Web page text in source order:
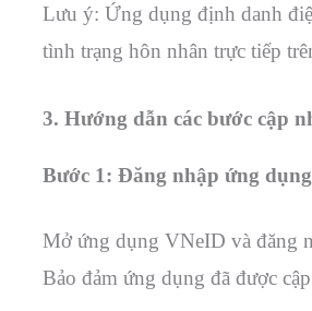
Lưu ý: Ứng dụng định danh
tình trạng hôn nhân trực tiếp
3. Hướng dẫn các bước cập
Bước 1: Đăng nhập ứng dụng
Mở ứng dụng VNeID và đăng
Bảo đảm ứng dụng đã được